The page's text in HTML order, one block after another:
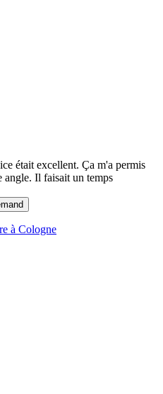
était excellent. Ça m'a permis
angle. Il faisait un temps
à Cologne